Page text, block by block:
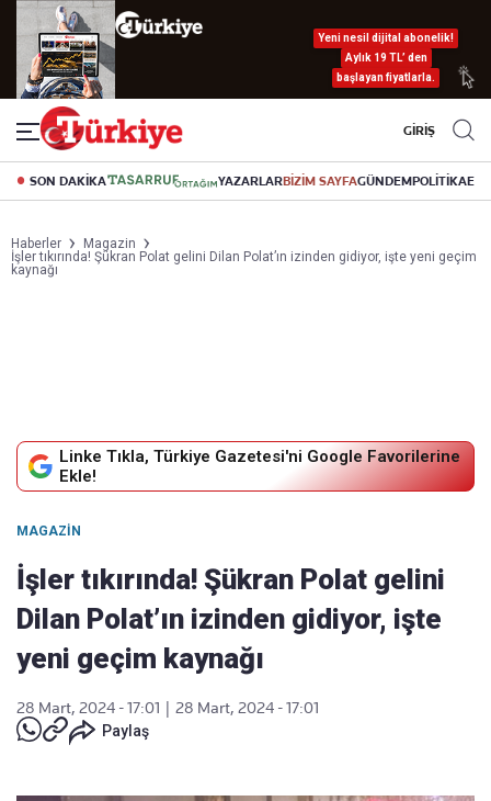
Yeni nesil dijital abonelik!
Aylık 19 TL’ den
başlayan fiyatlarla.
GİRİŞ
SON DAKİKA YAZARLARBİZİM SAYFAGÜNDEMPOLİTİKA
Haberler
Magazin
İşler tıkırında! Şükran Polat gelini Dilan Polat’ın izinden gidiyor, işte yeni geçim
kaynağı
Linke Tıkla, Türkiye Gazetesi'ni Google Favorilerine
Ekle!
MAGAZIN
İşler tıkırında! Şükran Polat gelini
Dilan Polat’ın izinden gidiyor, işte
yeni geçim kaynağı
28 Mart, 2024 - 17:01
28 Mart, 2024 - 17:01
Paylaş